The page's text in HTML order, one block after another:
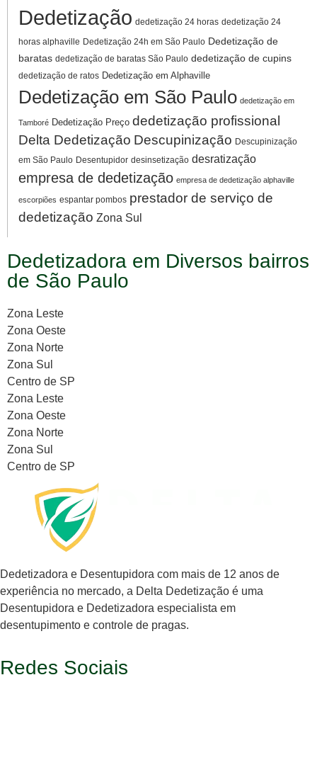
Dedetização dedetização 24 horas dedetização 24
horas alphaville Dedetização 24h em São Paulo Dedetização de
baratas dedetização de baratas São Paulo dedetização de cupins
dedetização de ratos Dedetização em Alphaville
Dedetização em São Paulo dedetização em
Tamboré Dedetização Preço dedetização profissional
Delta Dedetização Descupinização Descupinização
em São Paulo Desentupidor desinsetização desratização
empresa de dedetização empresa de dedetização alphaville
escorpiões espantar pombos prestador de serviço de
dedetização Zona Sul
Dedetizadora em Diversos bairros
de São Paulo
Zona Leste
Zona Oeste
Zona Norte
Zona Sul
Centro de SP
Zona Leste
Zona Oeste
Zona Norte
Zona Sul
Centro de SP
Dedetizadora e Desentupidora com mais de 12 anos de
experiência no mercado, a Delta Dedetização é uma
Desentupidora e Dedetizadora especialista em
desentupimento e controle de pragas.
Redes Sociais